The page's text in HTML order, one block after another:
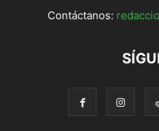
Contáctanos: